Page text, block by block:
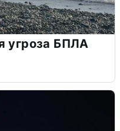
угроза БПЛА